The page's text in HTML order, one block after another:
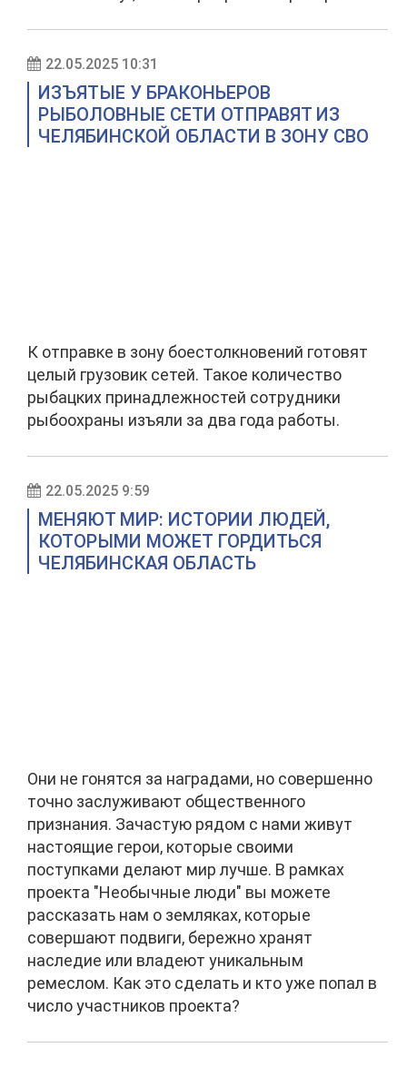
22.05.2025 10:31
ИЗЪЯТЫЕ У БРАКОНЬЕРОВ
РЫБОЛОВНЫЕ СЕТИ ОТПРАВЯТ ИЗ
ЧЕЛЯБИНСКОЙ ОБЛАСТИ В ЗОНУ СВО
К отправке в зону боестолкновений готовят
целый грузовик сетей. Такое количество
рыбацких принадлежностей сотрудники
рыбоохраны изъяли за два года работы.
22.05.2025 9:59
МЕНЯЮТ МИР: ИСТОРИИ ЛЮДЕЙ,
КОТОРЫМИ МОЖЕТ ГОРДИТЬСЯ
ЧЕЛЯБИНСКАЯ ОБЛАСТЬ
Они не гонятся за наградами, но совершенно
точно заслуживают общественного
признания. Зачастую рядом с нами живут
настоящие герои, которые своими
поступками делают мир лучше. В рамках
проекта "Необычные люди" вы можете
рассказать нам о земляках, которые
совершают подвиги, бережно хранят
наследие или владеют уникальным
ремеслом. Как это сделать и кто уже попал в
число участников проекта?